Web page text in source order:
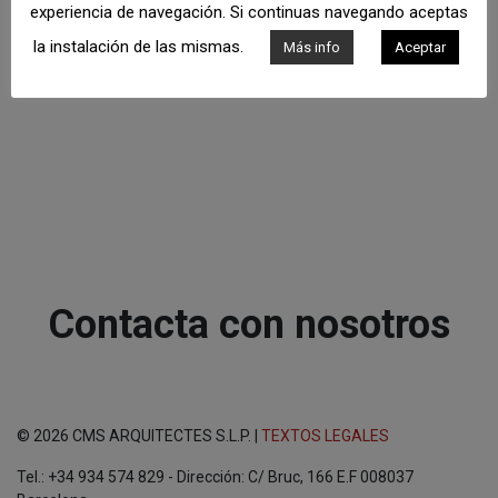
Contacta con nosotros
© 2026 CMS ARQUITECTES S.L.P. | TEXTOS LEGALES
Tel.: +34 934 574 829 - Dirección: C/ Bruc, 166 E.F 008037
experiencia de navegación. Si continuas navegando aceptas
la instalación de las mismas.
Más info Aceptar